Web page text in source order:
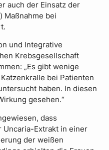
auch der Einsatz der
Maßnahme bei
und Integrative
Krebsgesellschaft
„Es gibt wenige
bei Patienten
haben. In diesen
gesehen.“
dass
Extrakt in einer
der weißen